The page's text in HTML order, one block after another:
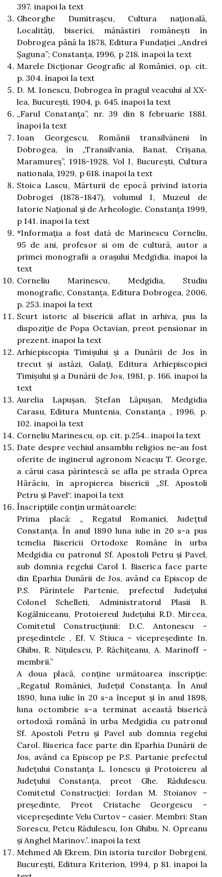
397. inapoi la text
Gheorghe Dumitraşcu, Cultura naţională,
Localităţi, biserici, mănăstiri româneşti în
Dobrogea până la 1878, Editura Fundaţiei „Andrei
Şaguna”; Constanţa, 1996, p 218. inapoi la text
Marele Dicţionar Geografic al României, op. cit.
p. 304. înapoi la text
D. M. Ionescu, Dobrogea în pragul veacului al XX-
lea, Bucureşti, 1904, p. 645. inapoi la text
„Farul Constanţa”, nr. 39 din 8 februarie 1881.
înapoi la text
Ioan Georgescu, Românii transilvăneni în
Dobrogea, în „Transilvania, Banat, Crişana,
Maramureş”, 1918-1928, Vol I, Bucureşti, Cultura
nationala, 1929, p 618. inapoi la text
Stoica Lascu, Mărturii de epocă privind istoria
Dobrogei (1878-1847), volumul I, Muzeul de
Istorie Naţional şi de Arheologie, Constanţa 1999,
p 141. inapoi la text
*Informaţia a fost dată de Marinescu Corneliu,
95 de ani, profesor si om de cultură, autor a
primei monografii a oraşului Medgidia. inapoi la
text
Corneliu Marinescu, Medgidia, Studiu
monografic, Constanţa, Editura Dobrogea, 2006,
p. 253. inapoi la text
Scurt istoric al bisericii aflat in arhiva, pus la
dispoziţie de Popa Octavian, preot pensionar in
prezent. inapoi la text
Arhiepiscopia Timişului şi a Dunării de Jos în
trecut şi astăzi, Galaţi, Editura Arhiepiscopiei
Timişului şi a Dunării de Jos, 1981, p. 166. inapoi la
text
Aurelia Lapuşan, Ştefan Lăpuşan, Medgidia
Carasu, Editura Muntenia, Constanţa , 1996, p.
102. inapoi la text
Corneliu Marinescu, op. cit. p.254.. inapoi la text
Date despre vechiul ansamblu religios ne-au fost
oferite de inginerul agronom Neacşu T. George,
a cărui casa părintescă se afla pe strada Oprea
Hârâciu, în apropierea bisericii „Sf. Apostoli
Petru şi Pavel“. inapoi la text
Înscripţiile conţin următoarele:
Prima placă: „ Regatul Romaniei, Judeţtul
Constanţa. În anul 1890 luna iulie in 20 s-a pus
temelia Bisericii Ortodoxe Române în urba
Medgidia cu patronul Sf. Apostoli Petru şi Pavel,
sub domnia regelui Carol I. Biserica face parte
din Eparhia Dunării de Jos, având ca Episcop de
P.S. Părintele Partenie, prefectul Judeţului
Colonel Schelleti, Administratorul Plasii B.
Kogălniceanu, Protoiereul Judeţului R.D. Mircea,
Comitetul Construcţiunii: D.C. Antonescu –
preşedintele , Ef. V. Stiuca – vicepreşedinte In.
Ghibu, R. Niţulescu, P. Răchiţeanu, A. Marinoff –
membrii.”
A doua placă, conţine următoarea inscripţie:
„Regatul României, Judeţul Constanţa. În Anul
1890, luna iulie în 20 s-a început şi în anul 1898,
luna octombrie s-a terminat această biserică
ortodoxă română în urba Medgidia cu patronul
Sf. Apostoli Petru şi Pavel sub domnia regelui
Carol. Biserica face parte din Eparhia Dunării de
Jos, având ca Episcop pe P.S. Partanie prefectul
Judeţului Constanţa L. Ionescu şi Protoiereu al
Judeţului Constanţa, preot Ghe. Rădulescu.
Comitetul Construcţiei: Iordan M. Stoianov –
preşedinte, Preot Cristache Georgescu –
vicepreşedinte Velu Curtov – casier. Membri: Stan
Sorescu, Petcu Rădulescu, Ion Ghibu, N. Opreanu
şi Anghel Marinov.”. inapoi la text
Mehmed Ali Ekrem, Din istoria turcilor Dobrgeni,
Bucureşti, Editura Kriterion, 1994, p 81. inapoi la